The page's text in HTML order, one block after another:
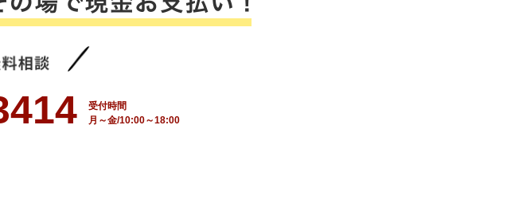
受付時間
月～金/10:00～18:00